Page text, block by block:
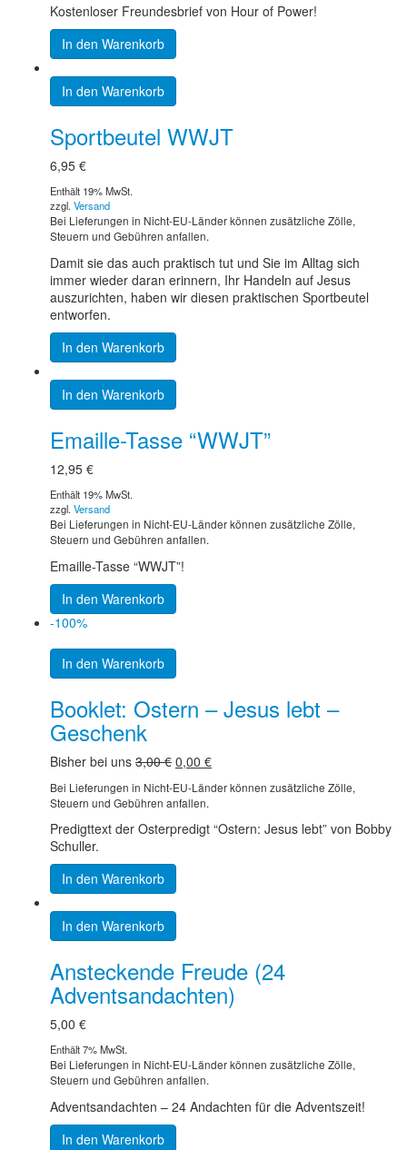
Kostenloser Freundesbrief von Hour of Power!
In den Warenkorb
In den Warenkorb
Sportbeutel WWJT
6,95 €
Enthält 19% MwSt.
zzgl. Versand
Bei Lieferungen in Nicht-EU-Länder können zusätzliche Zölle,
Steuern und Gebühren anfallen.
Damit sie das auch praktisch tut und Sie im Alltag sich
immer wieder daran erinnern, Ihr Handeln auf Jesus
auszurichten, haben wir diesen praktischen Sportbeutel
entworfen.
In den Warenkorb
In den Warenkorb
Emaille-Tasse “WWJT”
12,95 €
Enthält 19% MwSt.
zzgl. Versand
Bei Lieferungen in Nicht-EU-Länder können zusätzliche Zölle,
Steuern und Gebühren anfallen.
Emaille-Tasse “WWJT”!
In den Warenkorb
-100%
In den Warenkorb
Booklet: Ostern – Jesus lebt –
Geschenk
Bisher bei uns 3,00€ Original
was:
3,00 €.
0,00 €Current
is:
Bei Lieferungen in Nicht-EU-Länder können zusätzliche Zölle,
Steuern und Gebühren anfallen.
Predigttext der Osterpredigt “Ostern: Jesus lebt” von Bobby
Schuller.
In den Warenkorb
In den Warenkorb
Ansteckende Freude (24
Adventsandachten)
5,00 €
Enthält 7% MwSt.
Bei Lieferungen in Nicht-EU-Länder können zusätzliche Zölle,
Steuern und Gebühren anfallen.
Adventsandachten – 24 Andachten für die Adventszeit!
In den Warenkorb